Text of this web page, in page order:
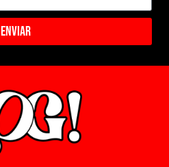
Enviar